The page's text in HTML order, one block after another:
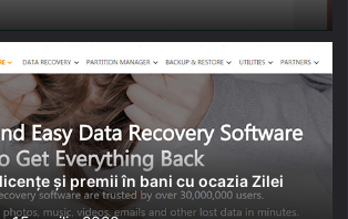
și premii în bani cu ocazia Zilei